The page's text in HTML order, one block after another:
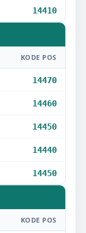
14410
KODE POS
14470
14460
14450
14440
14450
KODE POS